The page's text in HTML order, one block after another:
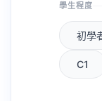
學生程度
初學
C1